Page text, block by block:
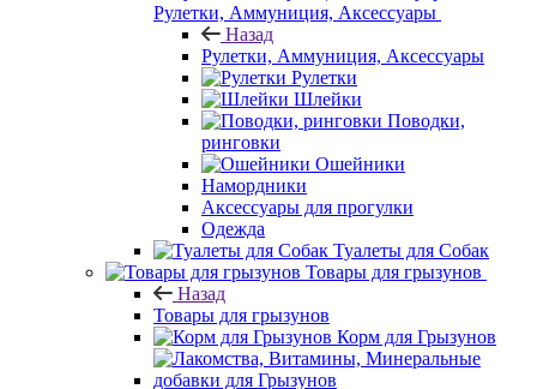
Рулетки, Аммуниция, Аксессуары
Назад
Рулетки, Аммуниция, Аксессуары
Рулетки
Шлейки
Поводки,
ринговки
Ошейники
Намордники
Аксессуары для прогулки
Одежда
Туалеты для Собак
Товары для грызунов
Назад
Товары для грызунов
Корм для Грызунов